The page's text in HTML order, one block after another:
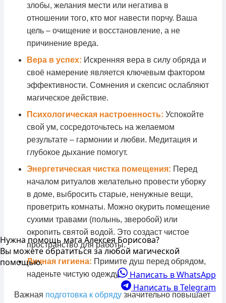
Нужна помощь мага Алексея Борисова?
Вы можете обратиться за любой магической
помощью.
Написать в WhatsApp
Написать в Telegram
злобы, желания мести или негатива в
отношении того, кто мог навести порчу. Ваша
цель – очищение и восстановление, а не
причинение вреда.
Вера в успех: Искренняя вера в силу обряда и
своё намерение является ключевым фактором
эффективности. Сомнения и скепсис ослабляют
магическое действие.
Психологическая настроенность: Успокойте
свой ум, сосредоточьтесь на желаемом
результате – гармонии и любви. Медитация и
глубокое дыхание помогут.
Энергетическая чистка помещения: Перед
началом ритуалов желательно провести уборку
в доме, выбросить старые, ненужные вещи,
проветрить комнаты. Можно окурить помещение
сухими травами (полынь, зверобой) или
окропить святой водой. Это создаст чистое
пространство для работы.
Личная гигиена: Примите душ перед обрядом,
наденьте чистую одежду.
Важная подготовка к обряду значительно повышает